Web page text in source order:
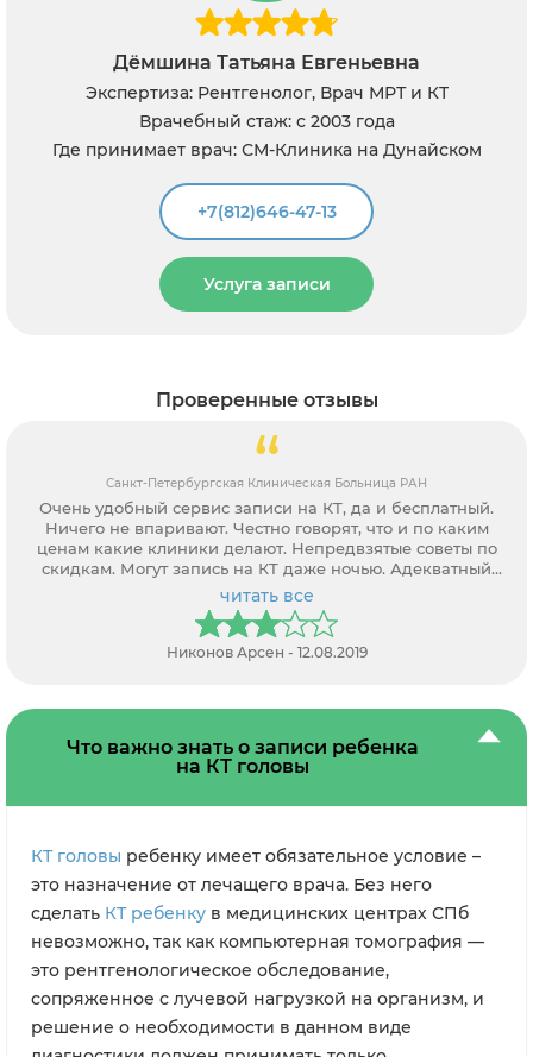
Дёмшина Татьяна Евгеньевна
Экспертиза: Рентгенолог, Врач МРТ и КТ
Врачебный стаж: с 2003 года
Где принимает врач: СМ-Клиника на Дунайском
+7(812)646-47-13
Услуга записи
Проверенные отзывы
Санкт-Петербургская Клиническая Больница РАН
Очень удобный сервис записи на КТ, да и бесплатный.
Ничего не впаривают. Честно говорят, что и по каким
ценам какие клиники делают. Непредвзятые советы по
скидкам. Могут запись на КТ даже ночью. Адекватный
персонал.
читать все
Никонов Арсен - 12.08.2019
Что важно знать о записи ребенка
на КТ головы
КТ головы ребенку имеет обязательное условие –
это назначение от лечащего врача. Без него
сделать КТ ребенку в медицинских центрах СПб
невозможно, так как компьютерная томография —
это рентгенологическое обследование,
сопряженное с лучевой нагрузкой на организм, и
решение о необходимости в данном виде